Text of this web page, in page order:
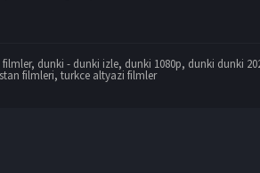
filmler, dunki - dunki izle, dunki 1080p, dunki dunki
filmleri,turkce altyazi filmler